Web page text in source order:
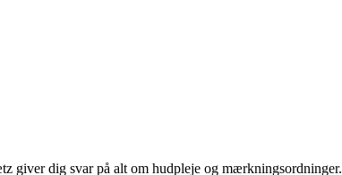
giver dig svar på alt om hudpleje og mærkningsordninger.